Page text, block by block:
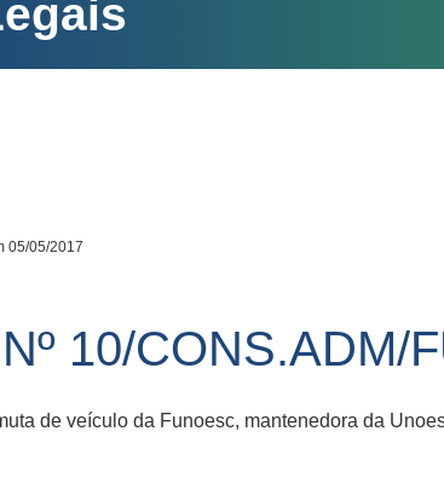
05/05/2017
10/CONS.ADM/
de veículo da Funoesc, mantenedora da